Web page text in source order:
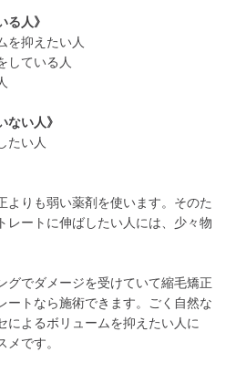
る人》
を抑えたい人
している人
ない人》
たい人
よりも弱い薬剤を使います。そのた
レートに伸ばしたい人には、少々物
グでダメージを受けていて縮毛矯正
ートなら施術できます。ごく自然な
によるボリュームを抑えたい人に
メです。